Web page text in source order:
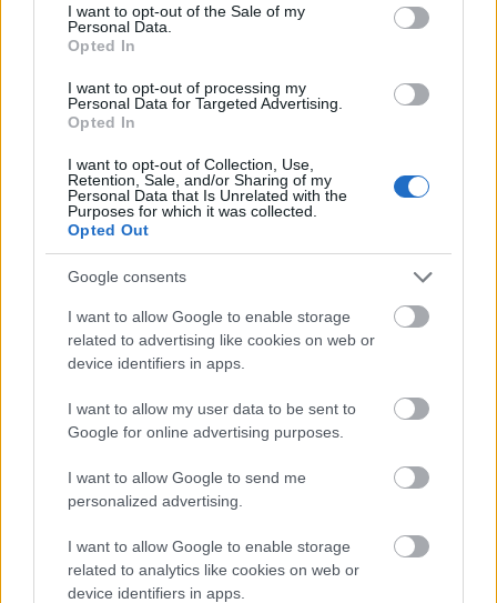
consent section.
I want to opt-out of the Sale of my
Personal Data.
Opted In
I want to opt-out of processing my
Personal Data for Targeted Advertising.
Opted In
I want to opt-out of Collection, Use,
Retention, Sale, and/or Sharing of my
Personal Data that Is Unrelated with the
Purposes for which it was collected.
Opted Out
Google consents
I want to allow Google to enable storage
related to advertising like cookies on web or
device identifiers in apps.
I want to allow my user data to be sent to
Google for online advertising purposes.
I want to allow Google to send me
personalized advertising.
I want to allow Google to enable storage
related to analytics like cookies on web or
device identifiers in apps.